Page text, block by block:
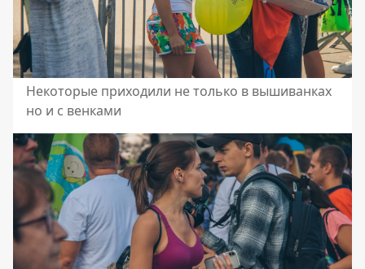
Некоторые приходили не только в вышиванках
но и с венками